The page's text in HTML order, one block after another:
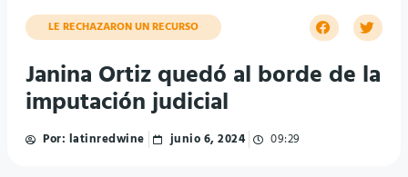
LE RECHAZARON UN RECURSO
Janina Ortiz quedó al borde de la
imputación judicial
Por: latinredwine junio 6, 2024 09:29